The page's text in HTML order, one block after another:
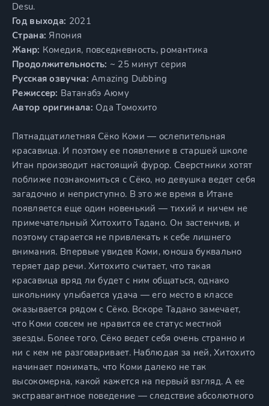
Desu.
Год выхода: 2021
Страна: Япония
Жанр: Комедия, повседневность, романтика
Продолжительность: ~ 25 минут серия
Русская озвучка: Amazing Dubbing
Режиссер: Ватанабэ Аюму
Автор оригинала: Ода Томохито
Пятнадцатилетняя Сёко Коми — ослепительная
красавица. И поэтому ее появление в старшей школе
Итан производит настоящий фурор. Сверстники хотят
поближе познакомиться с Сёко, но девушка ведет себя
загадочно и неприступно. В это же время в Итане
появляется еще один новенький — тихий и ничем не
примечательный Хитохито Тадано. Он застенчив, и
поэтому старается не привлекать к себе лишнего
внимания. Впервые увидев Коми, юноша буквально
теряет дар речи. Хитохито считает, что такая
красавица вряд ли будет с ним общаться, однако
школьнику улыбается удача — его место в классе
оказывается рядом с Сёко. Вскоре Тадано замечает,
что Коми совсем не нравится ее статус местной
звезды. Более того, Сёко ведет себя очень странно и
ни с кем не разговаривает. Наблюдая за ней, Хитохито
начинает понимать, что Коми далеко не так
высокомерна, какой кажется на первый взгляд. А ее
экстравагантное поведение — следствие абсолютного